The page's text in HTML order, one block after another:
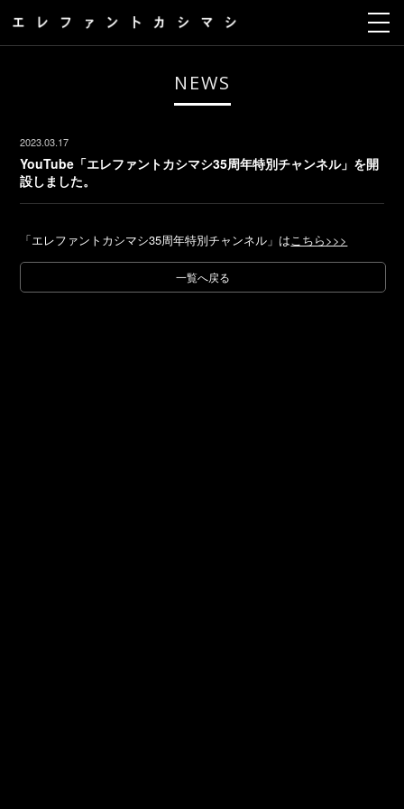
NEWS
2023.03.17
YouTube「エレファントカシマシ35周年特別チャンネル」を開
設しました。
「エレファントカシマシ35周年特別チャンネル」はこちら>>>
一覧へ戻る